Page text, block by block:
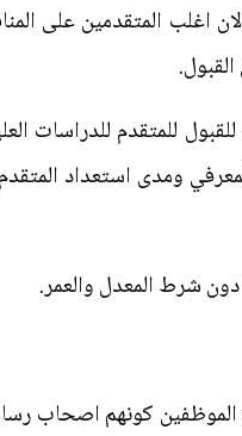
اغلب المتقدمين على
للمتقدم للدراسات
ومدى استعداد
الموظفين كونهم اصحاب